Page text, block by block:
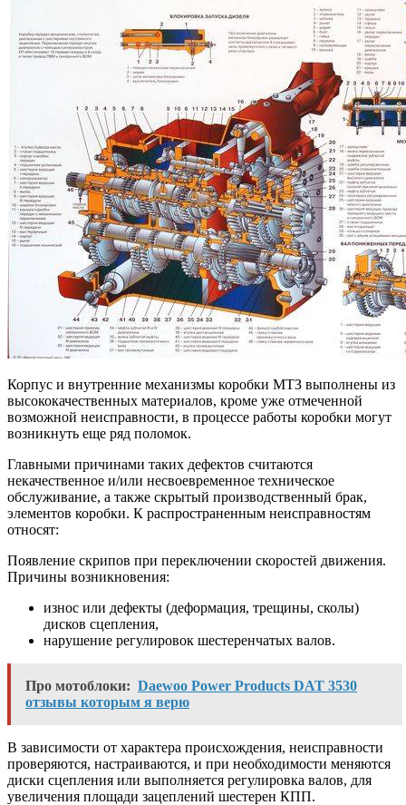
Корпус и внутренние механизмы коробки МТЗ выполнены из
высококачественных материалов, кроме уже отмеченной
возможной неисправности, в процессе работы коробки могут
возникнуть еще ряд поломок.
Главными причинами таких дефектов считаются
некачественное и/или несвоевременное техническое
обслуживание, а также скрытый производственный брак,
элементов коробки. К распространенным неисправностям
относят:
Появление скрипов при переключении скоростей движения.
Причины возникновения:
износ или дефекты (деформация, трещины, сколы)
дисков сцепления,
нарушение регулировок шестеренчатых валов.
Про мотоблоки: Daewoo Power Products DAT 3530
отзывы которым я верю
В зависимости от характера происхождения, неисправности
проверяются, настраиваются, и при необходимости меняются
диски сцепления или выполняется регулировка валов, для
увеличения площади зацеплений шестерен КПП.